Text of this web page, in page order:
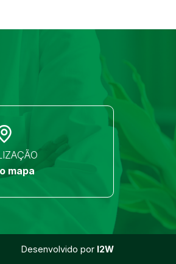
mapa
Desenvolvido por I2W